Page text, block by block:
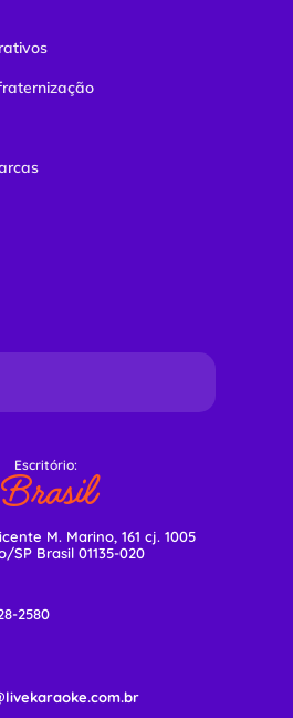
Escritório:
Brasil
M. Marino, 161 cj. 1005
SP Brasil 01135-020
2580